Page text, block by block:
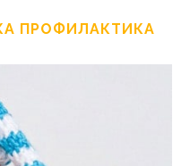
ПРОФИЛАКТИКА